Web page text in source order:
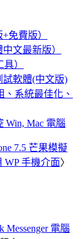
免費版）
文最新版）
）
試軟體(中文版)
、系統最佳化、
Win, Mac 電腦
7.5 芒果模擬
WP 手機介面〉
Messenger 電腦